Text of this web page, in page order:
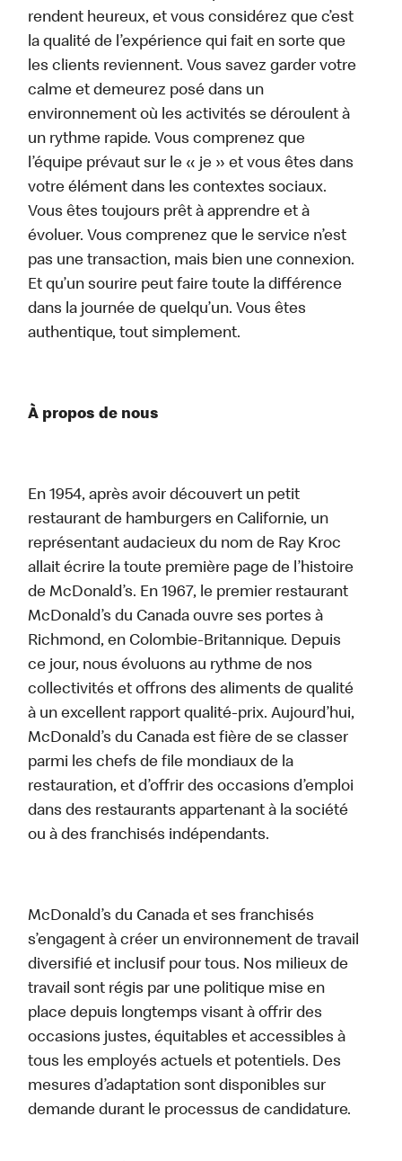
rendent heureux, et vous considérez que c’est
la qualité de l’expérience qui fait en sorte que
les clients reviennent. Vous savez garder votre
calme et demeurez posé dans un
environnement où les activités se déroulent à
un rythme rapide. Vous comprenez que
l’équipe prévaut sur le « je » et vous êtes dans
votre élément dans les contextes sociaux.
Vous êtes toujours prêt à apprendre et à
évoluer. Vous comprenez que le service n’est
pas une transaction, mais bien une connexion.
Et qu’un sourire peut faire toute la différence
dans la journée de quelqu’un. Vous êtes
authentique, tout simplement.
À propos de nous
En 1954, après avoir découvert un petit
restaurant de hamburgers en Californie, un
représentant audacieux du nom de Ray Kroc
allait écrire la toute première page de l’histoire
de McDonald’s. En 1967, le premier restaurant
McDonald’s du Canada ouvre ses portes à
Richmond, en Colombie-Britannique. Depuis
ce jour, nous évoluons au rythme de nos
collectivités et offrons des aliments de qualité
à un excellent rapport qualité-prix. Aujourd’hui,
McDonald’s du Canada est fière de se classer
parmi les chefs de file mondiaux de la
restauration, et d’offrir des occasions d’emploi
dans des restaurants appartenant à la société
ou à des franchisés indépendants.
McDonald’s du Canada et ses franchisés
s’engagent à créer un environnement de travail
diversifié et inclusif pour tous. Nos milieux de
travail sont régis par une politique mise en
place depuis longtemps visant à offrir des
occasions justes, équitables et accessibles à
tous les employés actuels et potentiels. Des
mesures d’adaptation sont disponibles sur
demande durant le processus de candidature.